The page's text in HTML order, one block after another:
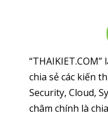
chia sẻ các kiến
Security, Cloud,
châm chính là